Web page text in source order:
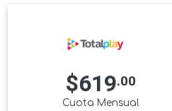
$619.00
Cuota Mensual